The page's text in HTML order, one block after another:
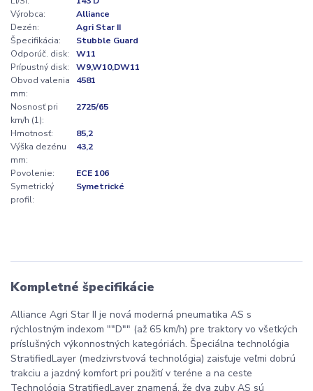
Výrobca:
Alliance
Dezén:
Agri Star II
Špecifikácia:
Stubble Guard
Odporúč. disk:
W11
Prípustný disk:
W9,W10,DW11
Obvod valenia
mm:
4581
Nosnosť pri
km/h (1):
2725/65
Hmotnosť:
85,2
Výška dezénu
mm:
43,2
Povolenie:
ECE 106
Symetrický
profil:
Symetrické
Kompletné špecifikácie
Alliance Agri Star II je nová moderná pneumatika AS s
rýchlostným indexom ""D"" (až 65 km/h) pre traktory vo všetkých
príslušných výkonnostných kategóriách. Špeciálna technológia
StratifiedLayer (medzivrstvová technológia) zaisťuje veľmi dobrú
trakciu a jazdný komfort pri použití v teréne a na ceste
Technológia StratifiedLayer znamená, že dva zuby AS sú